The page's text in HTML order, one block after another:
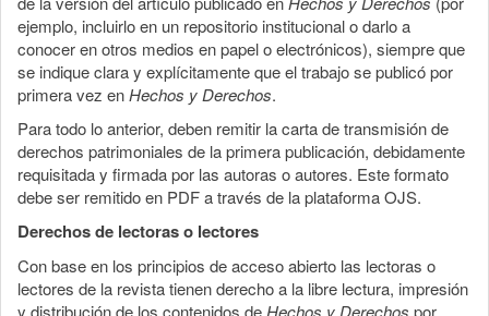
ejemplo, incluirlo en un repositorio institucional o darlo a
conocer en otros medios en papel o electrónicos), siempre que
se indique clara y explícitamente que el trabajo se publicó por
primera vez enHechos y Derechos.
Para todo lo anterior, deben remitir la carta de transmisión de
derechos patrimoniales de la primera publicación, debidamente
requisitada y firmada por las autoras o autores. Este formato
debe ser remitido en PDF a través de la plataforma OJS.
Derechos de lectoras o lectores
Con base en los principios de acceso abierto las lectoras o
lectores de la revista tienen derecho a la libre lectura, impresión
y distribución de los contenidos deHechos y Derechos por